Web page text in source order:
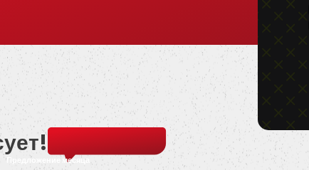
Предложение месяца